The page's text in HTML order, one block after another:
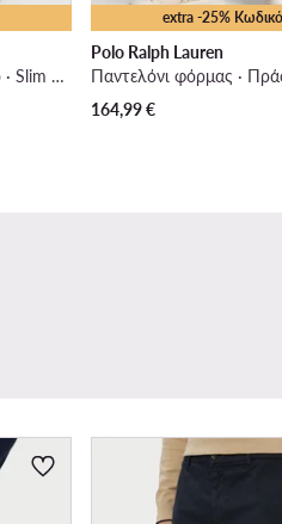
Παντελόνι υφασμάτινο · Μαύρο · Slim Fit
extra -25%
Polo Ralph Lauren
164,99€